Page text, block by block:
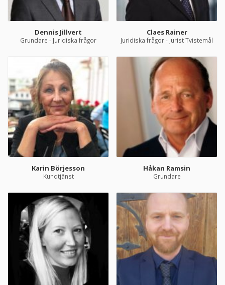
Dennis Jillvert
Grundare - Juridiska frågor
Claes Rainer
Juridiska frågor - Jurist Tvistemål
Karin Börjesson
Kundtjänst
Håkan Ramsin
Grundare